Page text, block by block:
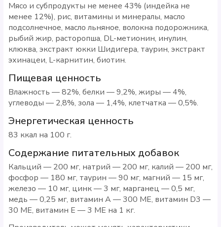
Мясо и субпродукты не менее 43% (индейка не
менее 12%), рис, витамины и минералы, масло
подсолнечное, масло льняное, волокна подорожника,
рыбий жир, расторопша, DL-метионин, инулин,
клюква, экстракт юкки Шидигера, таурин, экстракт
эхинацеи, L-карнитин, биотин.
Пищевая ценность
Влажность — 82%, белки — 9,2%, жиры — 4%,
углеводы — 2,8%, зола — 1,4%, клетчатка — 0,5%.
Энергетическая ценность
83 ккал на 100 г.
Содержание питательных добавок
Кальций — 200 мг, натрий — 200 мг, калий — 200 мг,
фосфор — 180 мг, таурин — 90 мг, магний — 15 мг,
железо — 10 мг, цинк — 3 мг, марганец — 0,5 мг,
медь — 0,25 мг, витамин А — 300 МЕ, витамин D3 —
30 МЕ, витамин Е — 3 МЕ на 1 кг.